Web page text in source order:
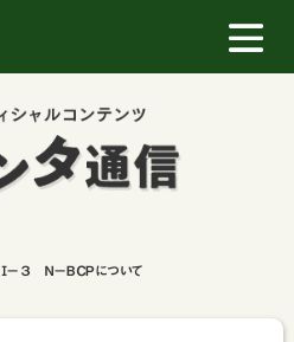
Ⅰ－３ Ｎ－ＢＣＰについて